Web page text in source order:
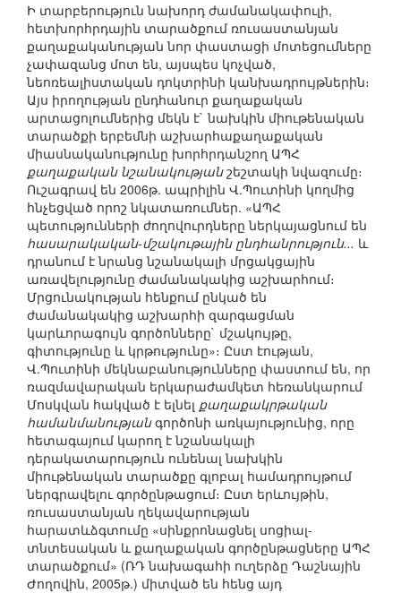
Ի տարբերություն նախորդ ժամանակափուլի,
հետխորհրդային տարածքում ռուսաստանյան
քաղաքականության նոր փաստացի մոտեցումները
չափազանց մոտ են, այսպես կոչված,
նեոռեալիստական դոկտրինի կանխադրույթներին։
Այս իրողության ընդհանուր քաղաքական
արտացոլումներից մեկն է` նախկին միութենական
տարածքի երբեմնի աշխարհաքաղաքական
միասնականությունը խորհրդանշող ԱՊՀ
քաղաքական նշանակությանշեշտակի նվազումը։
Ուշագրավ են 2006թ. ապրիլին Վ.Պուտինի կողմից
հնչեցված որոշ նկատառումներ. «ԱՊՀ
պետությունների ժողովուրդները ներկայացնում են
հասարակական-մշակութային ընդհանրություն... և
դրանում է նրանց նշանակալի մրցակցային
առավելությունը ժամանակակից աշխարհում։
Մրցունակության հենքում ընկած են
ժամանակակից աշխարհի զարգացման
կարևորագույն գործոնները` մշակույթը,
գիտությունը և կրթությունը»։ Ըստ էության,
Վ.Պուտինի մեկնաբանությունները փաստում են, որ
ռազմավարական երկարաժամկետ հեռանկարում
Մոսկվան հակված է ելնել քաղաքակրթական
համանմանությանգործոնի առկայությունից, որը
հետագայում կարող է նշանակալի
դերակատարություն ունենալ նախկին
միութենական տարածքը գլոբալ համադրույթում
ներգրավելու գործընթացում։ Ըստ երևույթին,
ռուսաստանյան ղեկավարության
հարատևձգտումը «սինքրոնացնել սոցիալ-
տնտեսական և քաղաքական գործընթացները ԱՊՀ
տարածքում» (ՌԴ նախագահի ուղերձը Դաշնային
Ժողովին, 2005թ.) միտված են հենց այդ